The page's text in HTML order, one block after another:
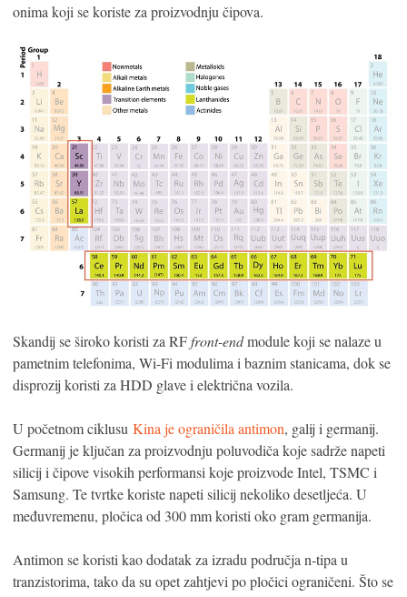
onima koji se koriste za proizvodnju čipova.
Skandij se široko koristi za RFfront-endmodule koji se nalaze u
pametnim telefonima, Wi-Fi modulima i baznim stanicama, dok se
disprozij koristi za HDD glave i električna vozila.
U početnom ciklusu Kina je ograničila antimon, galij i germanij.
Germanij je ključan za proizvodnju poluvodiča koje sadrže napeti
silicij i čipove visokih performansi koje proizvode Intel, TSMC i
Samsung. Te tvrtke koriste napeti silicij nekoliko desetljeća. U
međuvremenu, pločica od 300 mm koristi oko gram germanija.
Antimon se koristi kao dodatak za izradu područja n-tipa u
tranzistorima, tako da su opet zahtjevi po pločici ograničeni. Što se